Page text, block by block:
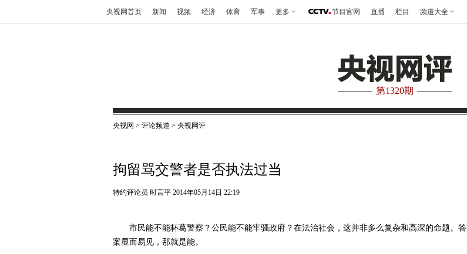
央视网首页 新闻 视频 经济 体育 军事 更多 节目官网 直播 栏目 频道大全
第1320期
央视网 > 评论频道 > 央视网评
拘留骂交警者是否执法过当
特约评论员 时言平 2014年05月14日 22:19
市民能不能杯葛警察？公民能不能牢骚政府？在法治社会，这并非多么复杂和高深的命题。答
案显而易见，那就是能。